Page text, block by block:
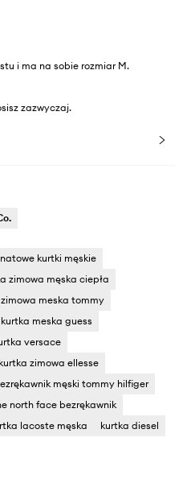
i ma na sobie rozmiar M.
zazwyczaj.
kurtki męskie
zimowa męska ciepła
meska tommy
kurtka meska guess
versace
kurtka zimowa ellesse
męski tommy hilfiger
north face bezrękawnik
lacoste męska
kurtka diesel